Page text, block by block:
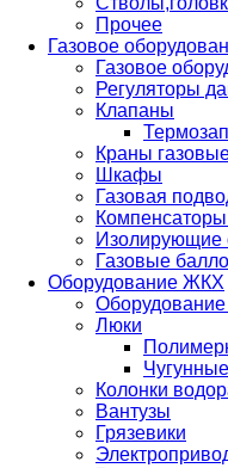
Прочее
Газовое
Газовое
Регуляторы
Клапаны
Краны
Шкафы
Газовая
Изолирующие
Газовые
Оборудование ЖКХ
Люки
Чугунные
Колонки
Вантузы
Грязевики